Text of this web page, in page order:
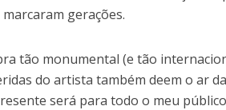
gerações.
tão monumental (e tão
do artista também deem o ar
será para todo o meu